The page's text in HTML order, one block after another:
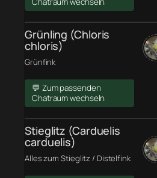
Grünling (Chloris
chloris)
Grünfink
💬 Zum passenden
Chatraum wechseln
Stieglitz (Carduelis
carduelis)
Alles zum Stieglitz / Distelfink